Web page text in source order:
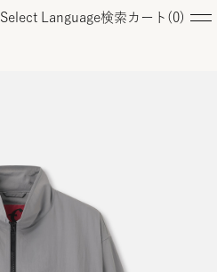
Select Language検索 カート( 0)